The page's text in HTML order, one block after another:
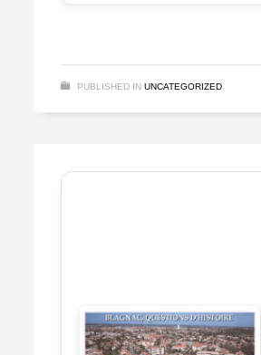
PUBLISHED IN UNCATEGORIZED